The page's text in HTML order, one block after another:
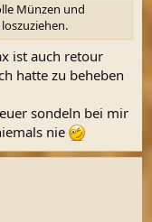
Münzen und
ist auch retour
hatte zu beheben
sondeln bei mir
nie